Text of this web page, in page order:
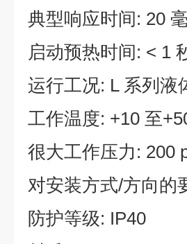
典型响应时间: 20
启动预热时间: < 1
运行工况: L 系列液
工作温度: +10 至
很大工作压力: 200
对安装方式/方向的
防护等级: IP40